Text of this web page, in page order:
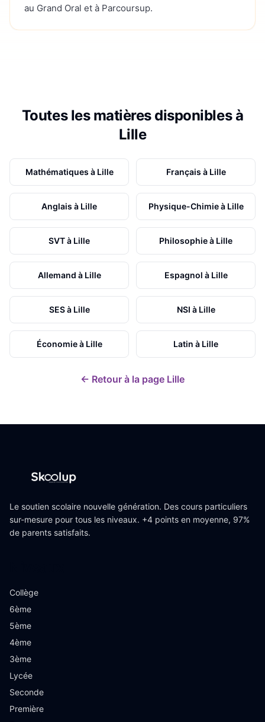
au Grand Oral et à Parcoursup.
Toutes les matières disponibles à
Lille
Mathématiques à Lille Français à Lille
Anglais à Lille Physique-Chimieà Lille
SVTà Lille Philosophieà Lille
Allemand à Lille Espagnol à Lille
SESà Lille NSI à Lille
Économieà Lille Latin à Lille
← Retour à la page Lille
Le soutien scolaire nouvelle génération. Des cours particuliers
sur-mesure pour tous les niveaux. +4 points en moyenne, 97%
de parents satisfaits.
Collège
6ème
5ème
4ème
3ème
Lycée
Seconde
Première